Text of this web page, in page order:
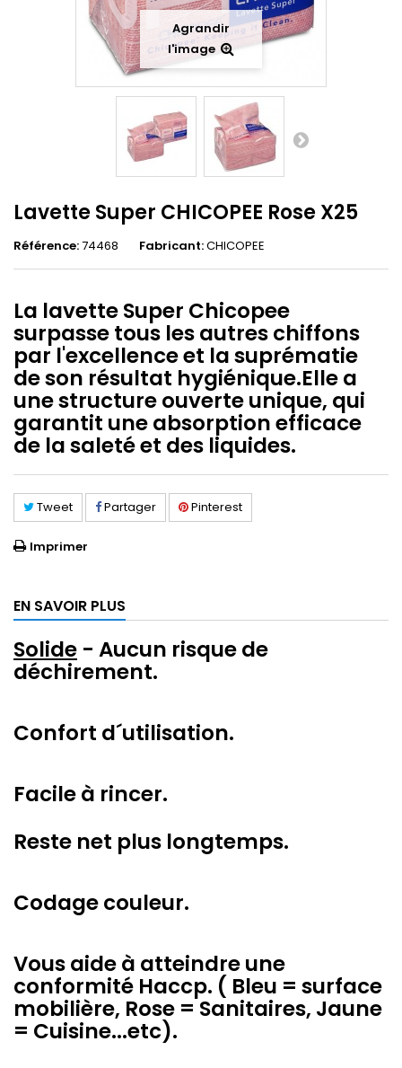
Agrandir
l'image
Lavette Super CHICOPEE Rose X25
Référence:74468 Fabricant:CHICOPEE
La lavette Super Chicopee
surpasse tous les autres chiffons
par l'excellence et la suprématie
de son résultat hygiénique.Elle a
une structure ouverte unique, qui
garantit une absorption efficace
de la saleté et des liquides.
Tweet Partager Pinterest
Imprimer
EN SAVOIR PLUS
Solide - Aucun risque de
déchirement.
Confort d´utilisation.
Facile à rincer.
Reste net plus longtemps.
Codage couleur.
Vous aide à atteindre une
conformité Haccp. ( Bleu = surface
mobilière, Rose = Sanitaires, Jaune
= Cuisine...etc).